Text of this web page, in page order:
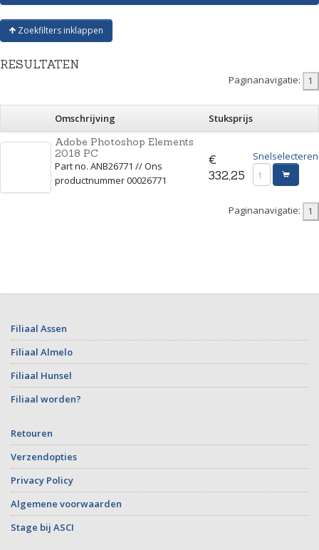
Zoekfilters inklappen
RESULTATEN
Paginanavigatie:
Omschrijving
Stuksprijs
Adobe Photoshop Elements
2018 PC
Part no. ANB26771 // Ons
productnummer 00026771
€
332,25
Snelselecteren
Paginanavigatie:
Filiaal Assen
Filiaal Almelo
Filiaal Hunsel
Filiaal worden?
Retouren
Verzendopties
Privacy Policy
Algemene voorwaarden
Stage bij ASCI